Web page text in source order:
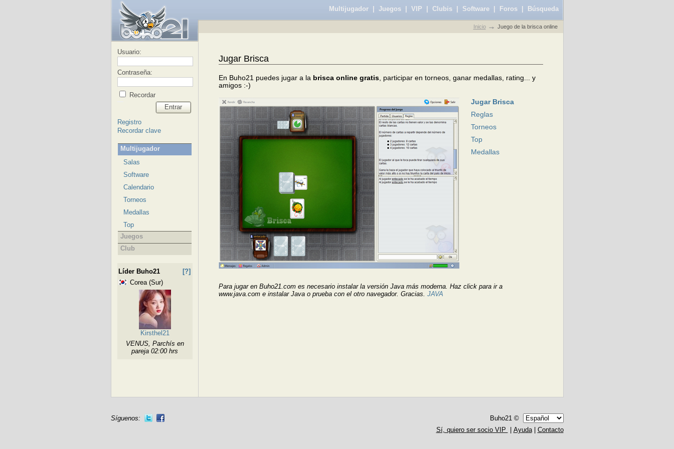
Multijugador| Juegos| VIP Clubis| Software| Foros| Búsqueda
Inicio Juego de la brisca online
Usuario:
Contraseña:
Recordar
Entrar
Registro
Recordar clave
Multijugador
Salas
Software
Calendario
Torneos
Medallas
Top
Juegos
Club
Líder Buho21
[?]
Corea (Sur)
Kirsthel21
VENUS, Parchís en
pareja 02:00 hrs
Jugar Brisca
En Buho21 puedes jugar a la brisca online gratis, participar en torneos, ganar medallas, rating... y
amigos :-)
Jugar Brisca
Reglas
Torneos
Top
Medallas
Para jugar en Buho21.com es necesario instalar la versión Java más moderna. Haz click para ir a
www.java.com e instalar Java o prueba con el otro navegador. Gracias. JAVA
Síguenos:
Buho21 ©
Sí, quiero ser socio VIP
Ayuda| Contacto